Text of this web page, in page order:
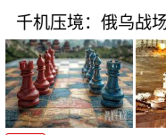
千机压境：俄乌战